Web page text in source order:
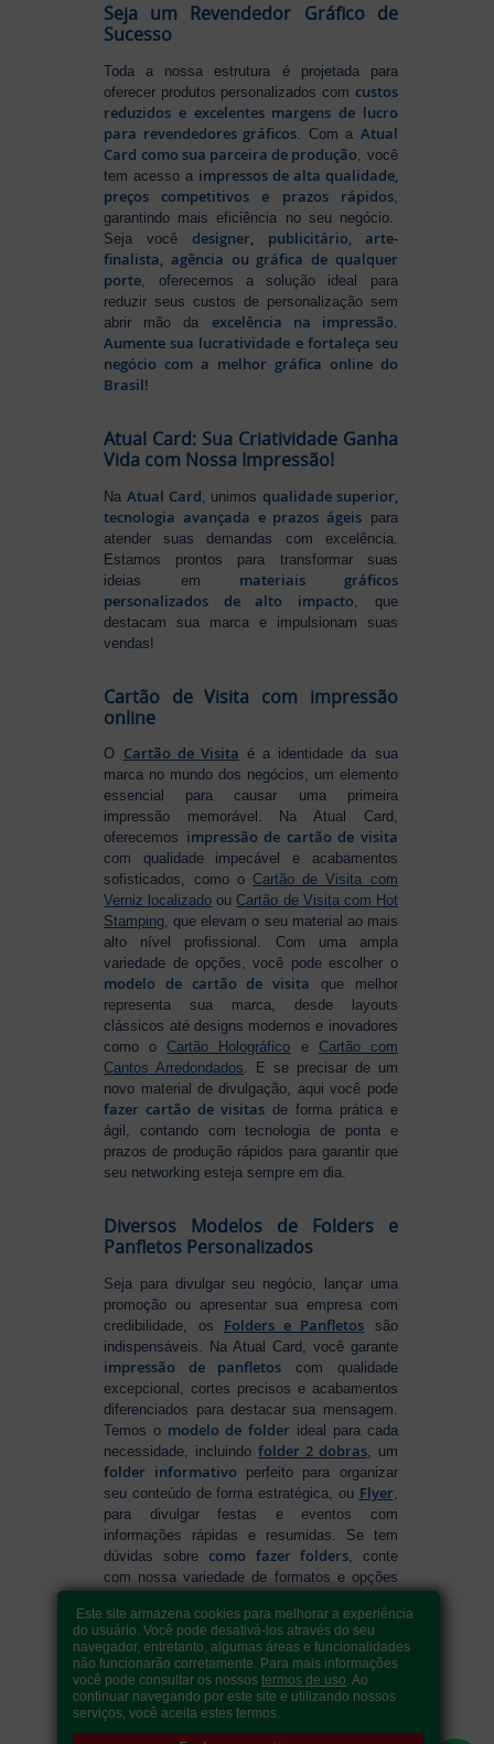
Seja um Revendedor Gráfico de
Sucesso
Toda a nossa estrutura é projetada para
oferecer produtos personalizados com custos
reduzidos e excelentes margens de lucro
para revendedores gráficos. Com a Atual
Card como sua parceira de produção, você
tem acesso a impressos de alta qualidade,
preços competitivos e prazos rápidos,
garantindo mais eficiência no seu negócio.
Seja vocêdesigner, publicitário, arte-
finalista, agência ou gráfica de qualquer
porte, oferecemos a solução ideal para
reduzir seus custos de personalização sem
abrir mão da excelência na impressão.
Aumente sua lucratividade e fortaleça seu
negócio com a melhor gráfica online do
Brasil!
Atual Card: Sua Criatividade Ganha
Vida com Nossa Impressão!
Na Atual Card , unimos qualidade superior,
tecnologia avançada e prazos ágeispara
atender suas demandas com excelência.
Estamos prontos para transformar suas
ideias em materiais gráficos
personalizados de alto impacto , que
destacam sua marca e impulsionam suas
vendas!
Cartão de Visita com impressão
online
O Cartão de Visita é a identidade da sua
marca no mundo dos negócios, um elemento
essencial para causar uma primeira
impressão memorável. Na Atual Card,
oferecemos impressão de cartão de visita
com qualidade impecável e acabamentos
sofisticados, como o Cartão de Visita com
Verniz localizado ouCartão de Visita com Hot
Stamping, que elevam o seu material ao mais
alto nível profissional. Com uma ampla
variedade de opções, você pode escolher o
modelo de cartão de visita que melhor
representa sua marca, desde layouts
clássicos até designs modernos e inovadores
como oCartão Holográfico e Cartão com
Cantos Arredondados. E se precisar de um
novo material de divulgação, aqui você pode
fazer cartão de visitas de forma prática e
ágil, contando com tecnologia de ponta e
prazos de produção rápidos para garantir que
seu networking esteja sempre em dia.
Diversos Modelos de Folders e
Panfletos Personalizados
Seja para divulgar seu negócio, lançar uma
promoção ou apresentar sua empresa com
credibilidade, os Folders e Panfletos são
indispensáveis. Na Atual Card, você garante
impressão de panfletos com qualidade
excepcional, cortes precisos e acabamentos
diferenciados para destacar sua mensagem.
Temos o modelo de folder ideal para cada
necessidade, incluindofolder 2 dobras, um
folder informativo perfeito para organizar
seu conteúdo de forma estratégica, ou Flyer,
para divulgar festas e eventos com
informações rápidas e resumidas. Se tem
dúvidas sobrecomo fazer folders, conte
com nossa variedade de formatos e opções
destaca. Produção ágil, entrega rápida e
qualidade garantida para levar sua
comunicação a outro nível!
Este site armazena cookies para melhorar a experiência
do usuário. Você pode desativá-los através do seu
navegador, entretanto, algumas áreas e funcionalidades
não funcionarão corretamente. Para mais informações
você pode consultar os nossostermos de uso. Ao
continuar navegando por este site e utilizando nossos
serviços, você aceita estes termos.